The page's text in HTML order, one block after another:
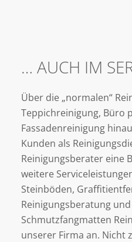
… AUCH IM
Über die „normalen“
Teppichreinigung, Büro
Fassadenreinigung
Kunden als
Reinigungsberatereine
weitere
Steinböden,
Reinigungsberatung
Schmutzfangmatten
unserer Firma an. Nicht